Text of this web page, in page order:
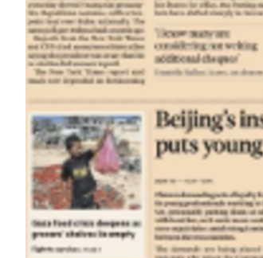
Notifiche mobile
Regala il Post
Hai bisogno di aiuto?
Esci